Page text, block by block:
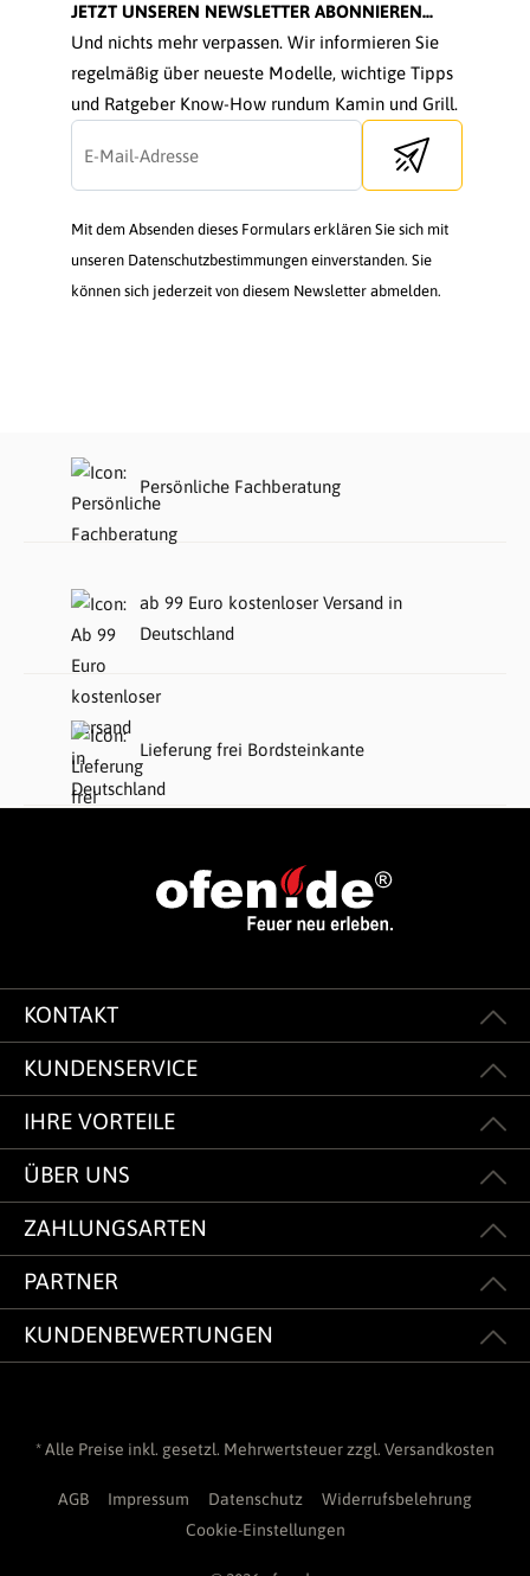
JETZT UNSEREN NEWSLETTER ABONNIEREN...
Und nichts mehr verpassen. Wir informieren Sie
regelmäßig über neueste Modelle, wichtige Tipps
und Ratgeber Know-How rundum Kamin und Grill.
Send newsletter
Mit dem Absenden dieses Formulars erklären Sie sich mit
unseren Datenschutzbestimmungen einverstanden. Sie
können sich jederzeit von diesem Newsletter abmelden.
Persönliche Fachberatung
ab 99 Euro kostenloser Versand in
Deutschland
Lieferung frei Bordsteinkante
KONTAKT
KUNDENSERVICE
IHRE VORTEILE
ÜBER UNS
ZAHLUNGSARTEN
PARTNER
KUNDENBEWERTUNGEN
* Alle Preise inkl. gesetzl. Mehrwertsteuer zzgl. Versandkosten
AGB Impressum Datenschutz
Widerrufsbelehrung
Cookie-Einstellungen